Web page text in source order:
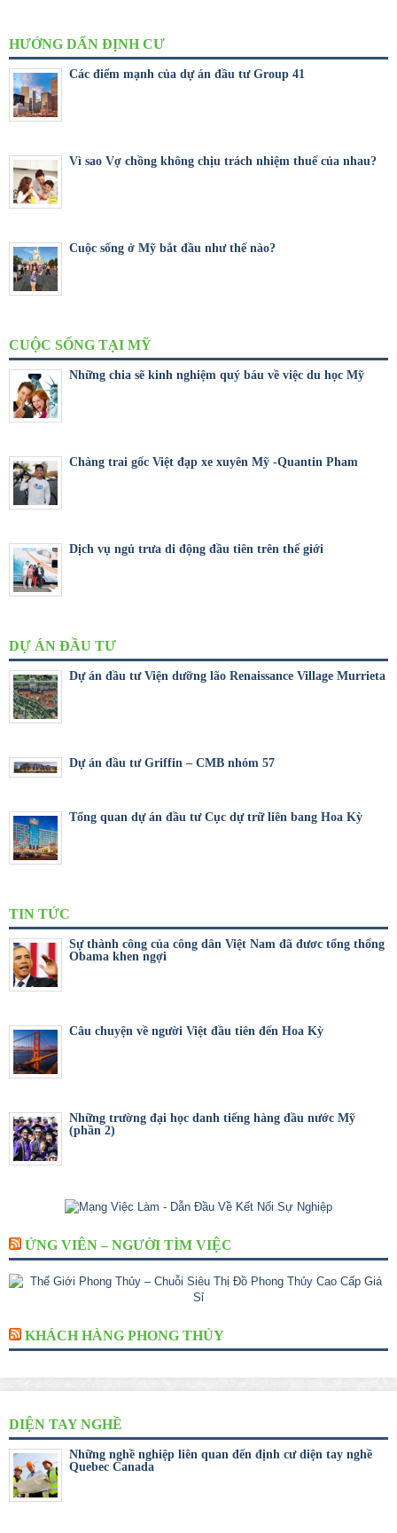
HƯỚNG DẨN ĐỊNH CƯ
Các điểm mạnh của dự án đầu tư Group 41
Vì sao Vợ chồng không chịu trách nhiệm thuế của nhau?
Cuộc sống ở Mỹ bắt đầu như thế nào?
CUỘC SỐNG TẠI MỸ
Những chia sẽ kinh nghiệm quý báu về việc du học Mỹ
Chàng trai gốc Việt đạp xe xuyên Mỹ -Quantin Pham
Dịch vụ ngủ trưa di động đầu tiên trên thế giới
DỰ ÁN ĐẦU TƯ
Dự án đầu tư Viện dưỡng lão Renaissance Village Murrieta
Dự án đầu tư Griffin – CMB nhóm 57
Tổng quan dự án đầu tư Cục dự trữ liên bang Hoa Kỳ
TIN TỨC
Sự thành công của công dân Việt Nam đã đươc tổng thống
Obama khen ngợi
Câu chuyện về người Việt đầu tiên đến Hoa Kỳ
Những trường đại học danh tiếng hàng đầu nước Mỹ
(phần 2)
ỨNG VIÊN – NGƯỜI TÌM VIỆC
KHÁCH HÀNG PHONG THỦY
DIỆN TAY NGHỀ
Những nghề nghiệp liên quan đến định cư diện tay nghề
Quebec Canada